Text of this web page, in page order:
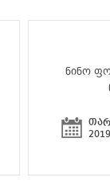
ნინო